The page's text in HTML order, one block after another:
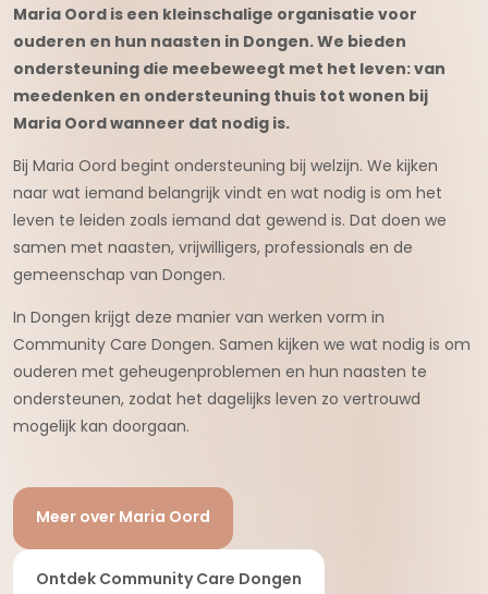
Maria Oord is een kleinschalige organisatie voor
ouderen en hun naasten in Dongen.We bieden
ondersteuning die meebeweegt met het leven: van
meedenken en ondersteuning thuis tot wonen bij
Maria Oord wanneer dat nodig is.
Bij Maria Oord begint ondersteuning bij welzijn. We kijken
naar wat iemand belangrijk vindt en wat nodig is om het
leven te leiden zoals iemand dat gewend is. Dat doen we
samen met naasten, vrijwilligers, professionals en de
gemeenschap van Dongen.
In Dongen krijgt deze manier van werken vorm in
Community Care Dongen. Samen kijken we wat nodig is om
ouderen met geheugenproblemen en hun naasten te
ondersteunen, zodat het dagelijks leven zo vertrouwd
mogelijk kan doorgaan.
Meer over Maria Oord
Ontdek Community Care Dongen